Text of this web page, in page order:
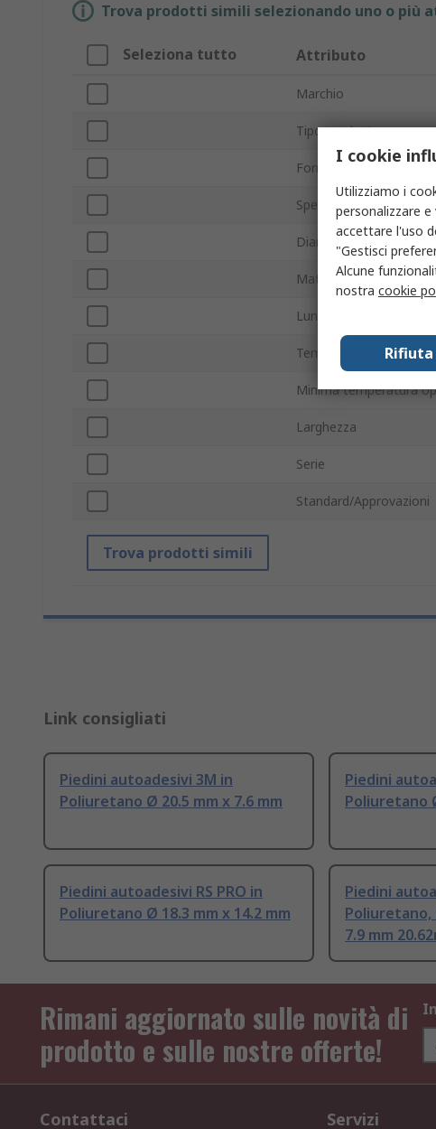
Trova prodotti simili selezionando uno o più
Seleziona tutto Attributo
Marchio
Tipo prodotto
Forma
Spessore
Diametro
Materiale
Lunghezza
Temperatura massima
Minima temperatura
Larghezza
Serie
Standard/Approvazioni
Trova prodotti simili
Link consigliati
Piedini autoadesivi 3M in
Poliuretano Ø 20.5 mm x 7.6 mm
Piedini
Poliuretano
Piedini autoadesivi RS PRO in
Poliuretano Ø 18.3 mm x 14.2 mm
Piedini
Poliuretano,
7.9 mm
Rimani aggiornato sulle novità di
prodotto e sulle nostre offerte!
Contattaci Servizi
I cookie
Utilizziamo i
personalizzare
accettare l'uso
"Gestisci
Alcune
nostra cookie